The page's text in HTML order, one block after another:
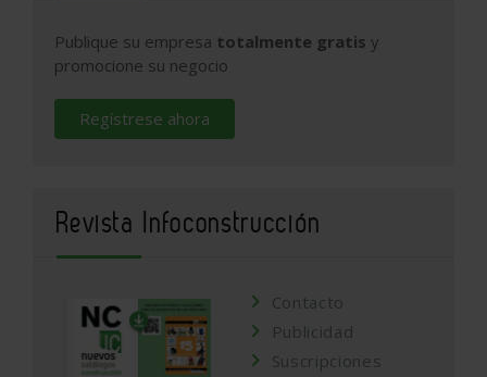
Publique su empresa totalmente gratis y
promocione su negocio
Regístrese ahora
Revista Infoconstrucción
Contacto
Publicidad
Suscripciones